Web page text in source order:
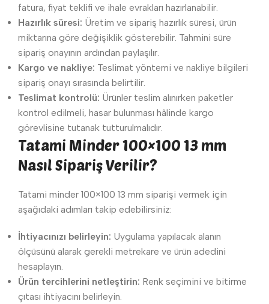
fatura, fiyat teklifi ve ihale evrakları hazırlanabilir.
Hazırlık süresi: Üretim ve sipariş hazırlık süresi, ürün
miktarına göre değişiklik gösterebilir. Tahmini süre
sipariş onayının ardından paylaşılır.
Kargo ve nakliye: Teslimat yöntemi ve nakliye bilgileri
sipariş onayı sırasında belirtilir.
Teslimat kontrolü: Ürünler teslim alınırken paketler
kontrol edilmeli, hasar bulunması hâlinde kargo
görevlisine tutanak tutturulmalıdır.
Tatami Minder 100×100 13 mm
Nasıl Sipariş Verilir?
Tatami minder 100×100 13 mm siparişi vermek için
aşağıdaki adımları takip edebilirsiniz:
İhtiyacınızı belirleyin: Uygulama yapılacak alanın
ölçüsünü alarak gerekli metrekare ve ürün adedini
hesaplayın.
Ürün tercihlerini netleştirin: Renk seçimini ve bitirme
çıtası ihtiyacını belirleyin.